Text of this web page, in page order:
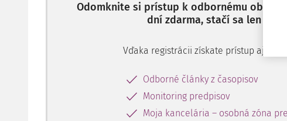
Odomknite si prístup k odbornému obsahu
dní zdarma, stačí sa len
Vďaka registrácii získate prístup aj k
Odborné články z časopisov
Monitoring predpisov
Moja kancelária – osobná zóna